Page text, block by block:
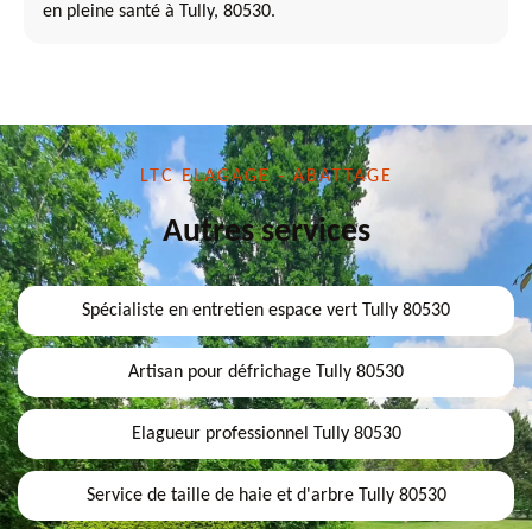
en pleine santé à Tully, 80530.
LTC ELAGAGE - ABATTAGE
Autres services
Spécialiste en entretien espace vert Tully 80530
Artisan pour défrichage Tully 80530
Elagueur professionnel Tully 80530
Service de taille de haie et d'arbre Tully 80530